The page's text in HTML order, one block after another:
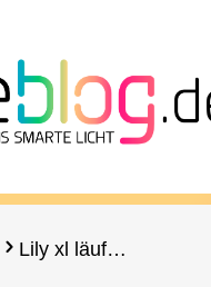
Lily xl läuft Szene nicht durch?!